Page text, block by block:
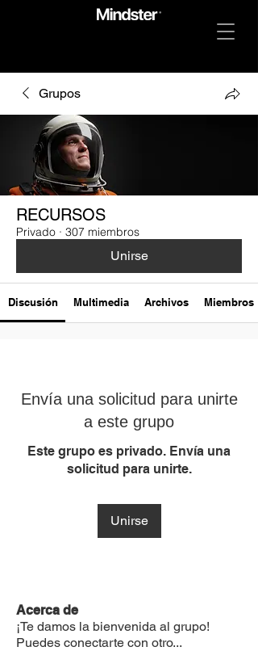
Grupos
RECURSOS
Privado · 307 miembros
Unirse
Discusión Multimedia Archivos Miembros
Envía una solicitud para unirte
a este grupo
Este grupo es privado. Envía una
solicitud para unirte.
Unirse
Acerca de
¡Te damos la bienvenida al grupo!
Puedes conectarte con otro...